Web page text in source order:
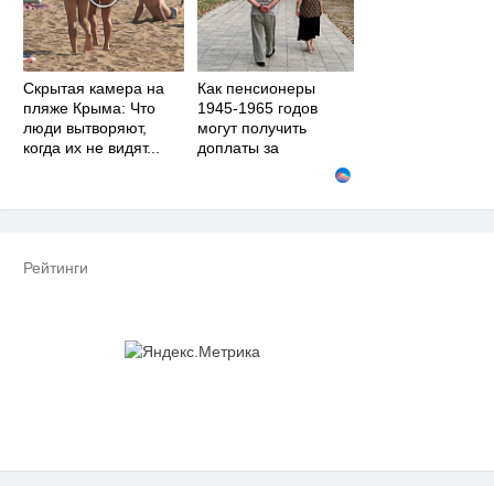
Скрытая камера на
пляже Крыма: Что
люди вытворяют,
когда их не видят...
Как пенсионеры
1945-1965 годов
могут получить
доплаты за
Рейтинги